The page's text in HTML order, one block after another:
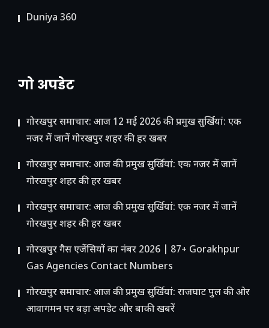
Duniya 360
गो अपडेट
गोरखपुर समाचार: आज 12 मई 2026 की प्रमुख सुर्खियां: एक
नजर में जानें गोरखपुर शहर की हर खबर
गोरखपुर समाचार: आज की प्रमुख सुर्खियां: एक नजर में जानें
गोरखपुर शहर की हर खबर
गोरखपुर समाचार: आज की प्रमुख सुर्खियां: एक नजर में जानें
गोरखपुर शहर की हर खबर
गोरखपुर गैस एजेंसियों का नंबर 2026 | 87+ Gorakhpur
Gas Agencies Contact Numbers
गोरखपुर समाचार: आज की प्रमुख सुर्खियां: राजघाट पुल की ओर
आवागमन पर बड़ा अपडेट और बाकी खबरें